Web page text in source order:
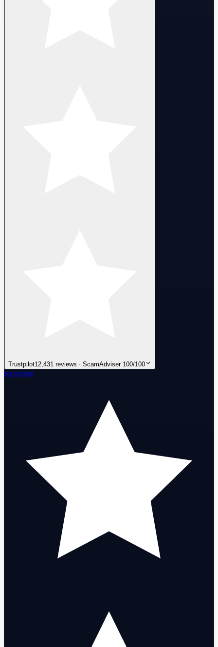
Trustpilot12,431 reviews · ScamAdviser 100/100
Excellent